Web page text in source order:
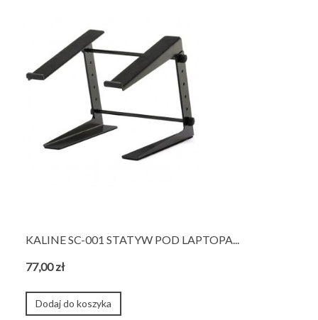
KALINE SC-001 STATYW POD LAPTOPA...
77,00 zł
Dodaj do koszyka